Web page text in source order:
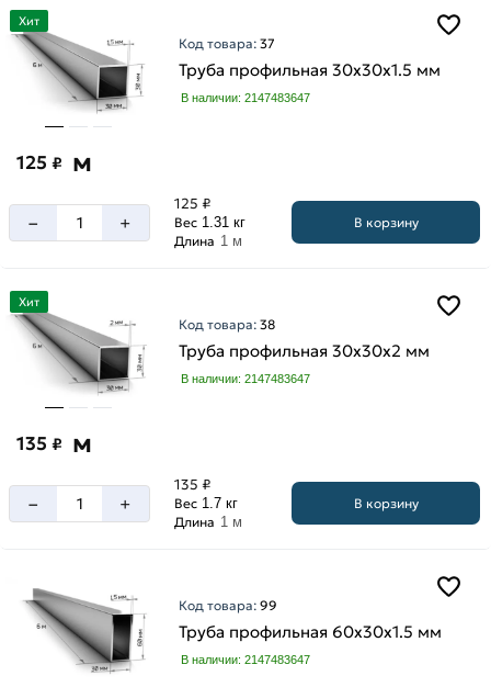
Хит
Код товара:37
Труба профильная 30х30х1.5 мм
В наличии: 2147483647
125 ₽ м
– +
125 ₽
Вес 1.31 кг
Длина 1 м
В корзину
Хит
Код товара:38
Труба профильная 30х30х2 мм
В наличии: 2147483647
135 ₽ м
– +
135 ₽
Вес 1.7 кг
Длина 1 м
В корзину
Код товара:99
Труба профильная 60х30х1.5 мм
В наличии: 2147483647